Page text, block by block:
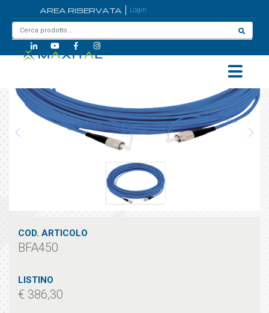
AREA RISERVATA Login
Home / BFA450
COD. ARTICOLO
BFA450
LISTINO
€ 386,30